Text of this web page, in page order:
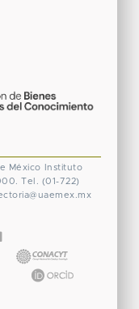
México
Instituto
Tel. (01-722)